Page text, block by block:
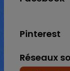
Pinterest
Réseaux